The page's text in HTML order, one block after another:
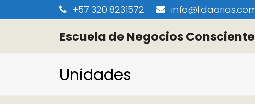
+57 320 8231572
Escuela de Negocios
Unidades